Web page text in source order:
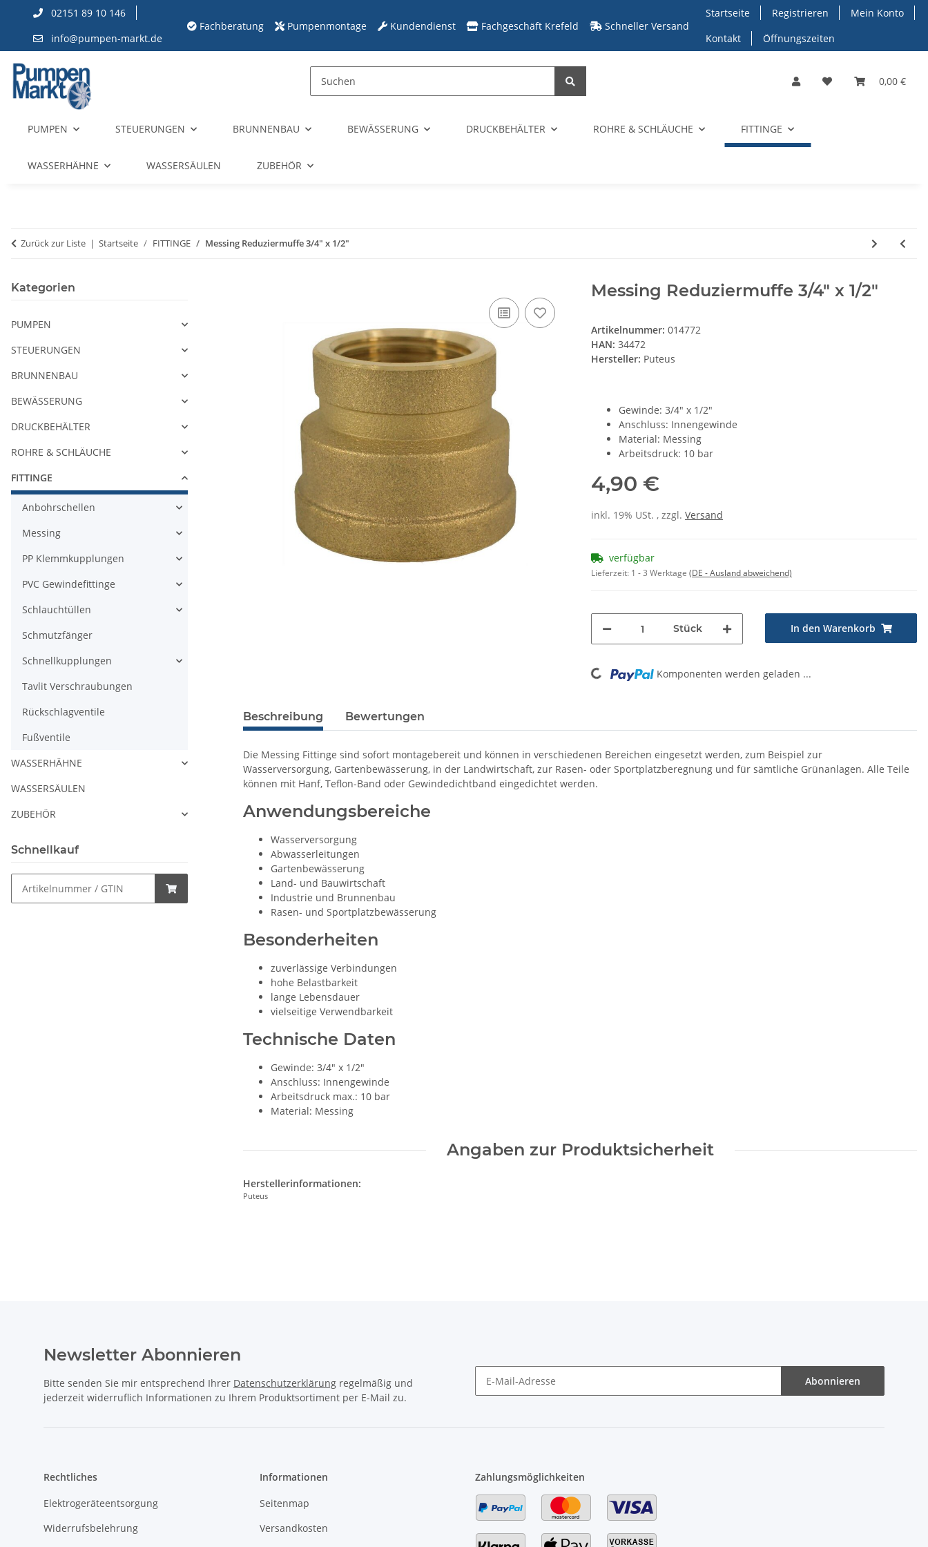
02151 89 10 146
info@pumpen-markt.de
Fachberatung Pumpenmontage Kundendienst Fachgeschäft Krefeld Schneller Versand
Startseite Registrieren
Mein Konto
Kontakt
Öffnungszeiten
0,00 €
PUMPEN STEUERUNGEN BRUNNENBAU BEWÄSSERUNG DRUCKBEHÄLTER ROHRE & SCHLÄUCHE FITTINGE
WASSERHÄHNE WASSERSÄULEN ZUBEHÖR
Zurück zur Liste Startseite FITTINGE Messing Reduziermuffe 3/4" x 1/2"
Messing Reduziermuffe 3/4" x 1/2"
Artikelnummer: 014772
HAN: 34472
Hersteller: Puteus
Gewinde: 3/4" x 1/2"
Anschluss: Innengewinde
Material: Messing
Arbeitsdruck: 10 bar
4,90 €
inkl. 19% USt. , zzgl. Versand
verfügbar
Lieferzeit: 1 - 3 Werktage (DE - Ausland abweichend)
Stück In den Warenkorb
Loading... Komponenten werden geladen ...
Beschreibung Bewertungen
Die Messing Fittinge sind sofort montagebereit und können in verschiedenen Bereichen eingesetzt werden, zum Beispiel zur
Wasserversorgung, Gartenbewässerung, in der Landwirtschaft, zur Rasen- oder Sportplatzberegnung und für sämtliche Grünanlagen. Alle Teile
können mit Hanf, Teflon-Band oder Gewindedichtband eingedichtet werden.
Anwendungsbereiche
Wasserversorgung
Abwasserleitungen
Gartenbewässerung
Land- und Bauwirtschaft
Industrie und Brunnenbau
Rasen- und Sportplatzbewässerung
Besonderheiten
zuverlässige Verbindungen
hohe Belastbarkeit
lange Lebensdauer
vielseitige Verwendbarkeit
Technische Daten
Gewinde: 3/4" x 1/2"
Anschluss: Innengewinde
Arbeitsdruck max.: 10 bar
Material: Messing
Angaben zur Produktsicherheit
Herstellerinformationen:
Puteus
Kategorien
PUMPEN
STEUERUNGEN
BRUNNENBAU
BEWÄSSERUNG
DRUCKBEHÄLTER
ROHRE & SCHLÄUCHE
FITTINGE
Anbohrschellen
Messing
PP Klemmkupplungen
PVC Gewindefittinge
Schlauchtüllen
Schmutzfänger
Schnellkupplungen
Tavlit Verschraubungen
Rückschlagventile
Fußventile
WASSERHÄHNE
WASSERSÄULEN
ZUBEHÖR
Schnellkauf
Newsletter Abonnieren
Bitte senden Sie mir entsprechend Ihrer Datenschutzerklärung regelmäßig und
jederzeit widerruflich Informationen zu Ihrem Produktsortiment per E-Mail zu.
Abonnieren
Rechtliches
Elektrogeräteentsorgung
Widerrufsbelehrung
Informationen
Seitenmap
Versandkosten
Zahlungsmöglichkeiten